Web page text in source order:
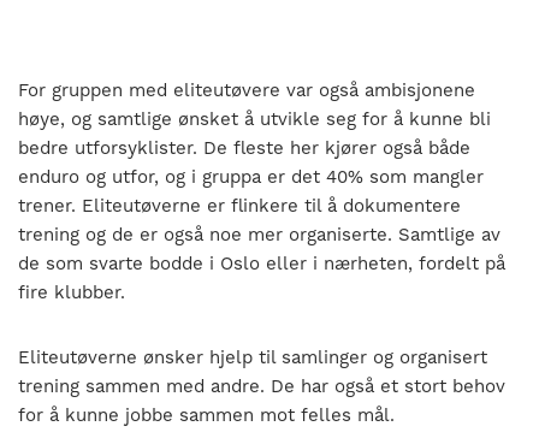
For gruppen med eliteutøvere var også ambisjonene
høye, og samtlige ønsket å utvikle seg for å kunne bli
bedre utforsyklister. De fleste her kjører også både
enduro og utfor, og i gruppa er det 40% som mangler
trener. Eliteutøverne er flinkere til å dokumentere
trening og de er også noe mer organiserte. Samtlige av
de som svarte bodde i Oslo eller i nærheten, fordelt på
fire klubber.
Eliteutøverne ønsker hjelp til samlinger og organisert
trening sammen med andre. De har også et stort behov
for å kunne jobbe sammen mot felles mål.